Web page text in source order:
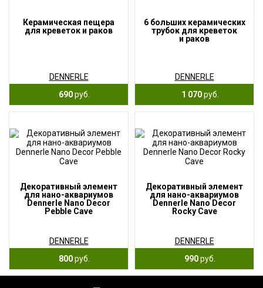
Керамическая пещера
для креветок и раков
DENNERLE
690руб.
6 больших керамических
трубок для креветок
и раков
DENNERLE
1 070руб.
Декоративный элемент
для нано-аквариумов
Dennerle Nano Decor
Pebble Cave
DENNERLE
800руб.
Декоративный элемент
для нано-аквариумов
Dennerle Nano Decor
Rocky Cave
DENNERLE
990руб.